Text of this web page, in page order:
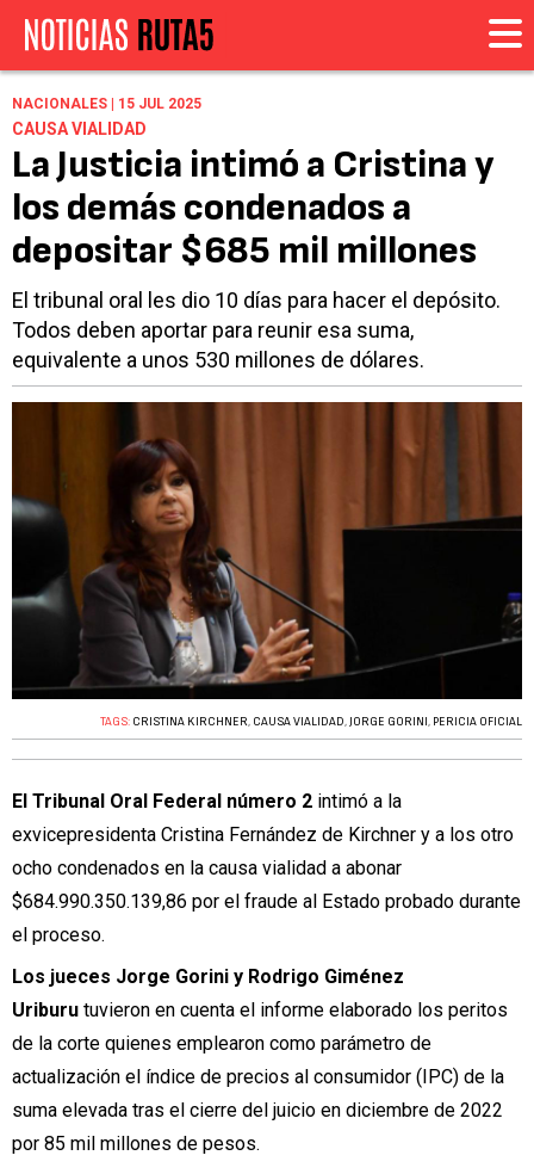
NACIONALES | 15 JUL 2025
CAUSA VIALIDAD
La Justicia intimó a Cristina y
los demás condenados a
depositar $685 mil millones
El tribunal oral les dio 10 días para hacer el depósito.
Todos deben aportar para reunir esa suma,
equivalente a unos 530 millones de dólares.
TAGS: CRISTINA KIRCHNER, CAUSA VIALIDAD,JORGE GORINI , PERICIA OFICIAL
El Tribunal Oral Federal número 2 intimó a la
exvicepresidenta Cristina Fernández de Kirchner y a los otro
ocho condenados en la causa vialidad a abonar
$684.990.350.139,86 por el fraude al Estado probado durante
el proceso.
Los jueces Jorge Gorini y Rodrigo Giménez
Uriburu tuvieron en cuenta el informe elaborado los peritos
de la corte quienes emplearon como parámetro de
actualización el índice de precios al consumidor (IPC) de la
suma elevada tras el cierre del juicio en diciembre de 2022
por 85 mil millones de pesos.